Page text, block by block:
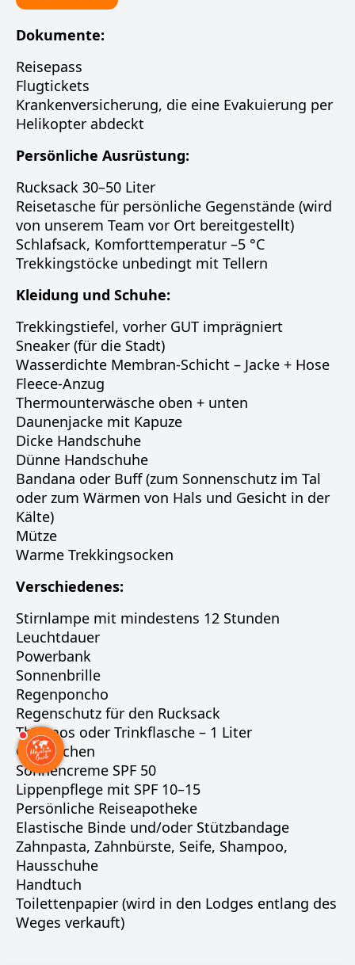
Dokumente:
Reisepass
Flugtickets
Krankenversicherung, die eine Evakuierung per
Helikopter abdeckt
Persönliche Ausrüstung:
Rucksack 30–50 Liter
Reisetasche für persönliche Gegenstände (wird
von unserem Team vor Ort bereitgestellt)
Schlafsack, Komforttemperatur –5 °C
Trekkingstöcke unbedingt mit Tellern
Kleidung und Schuhe:
Trekkingstiefel, vorher GUT imprägniert
Sneaker (für die Stadt)
Wasserdichte Membran-Schicht – Jacke + Hose
Fleece-Anzug
Thermounterwäsche oben + unten
Daunenjacke mit Kapuze
Dicke Handschuhe
Dünne Handschuhe
Bandana oder Buff (zum Sonnenschutz im Tal
oder zum Wärmen von Hals und Gesicht in der
Kälte)
Mütze
Warme Trekkingsocken
Verschiedenes:
Stirnlampe mit mindestens 12 Stunden
Leuchtdauer
Powerbank
Sonnenbrille
Regenponcho
Regenschutz für den Rucksack
Thermos oder Trinkflasche – 1 Liter
Gamaschen
Sonnencreme SPF 50
Lippenpflege mit SPF 10–15
Persönliche Reiseapotheke
Elastische Binde und/oder Stützbandage
Zahnpasta, Zahnbürste, Seife, Shampoo,
Hausschuhe
Handtuch
Toilettenpapier (wird in den Lodges entlang des
Weges verkauft)